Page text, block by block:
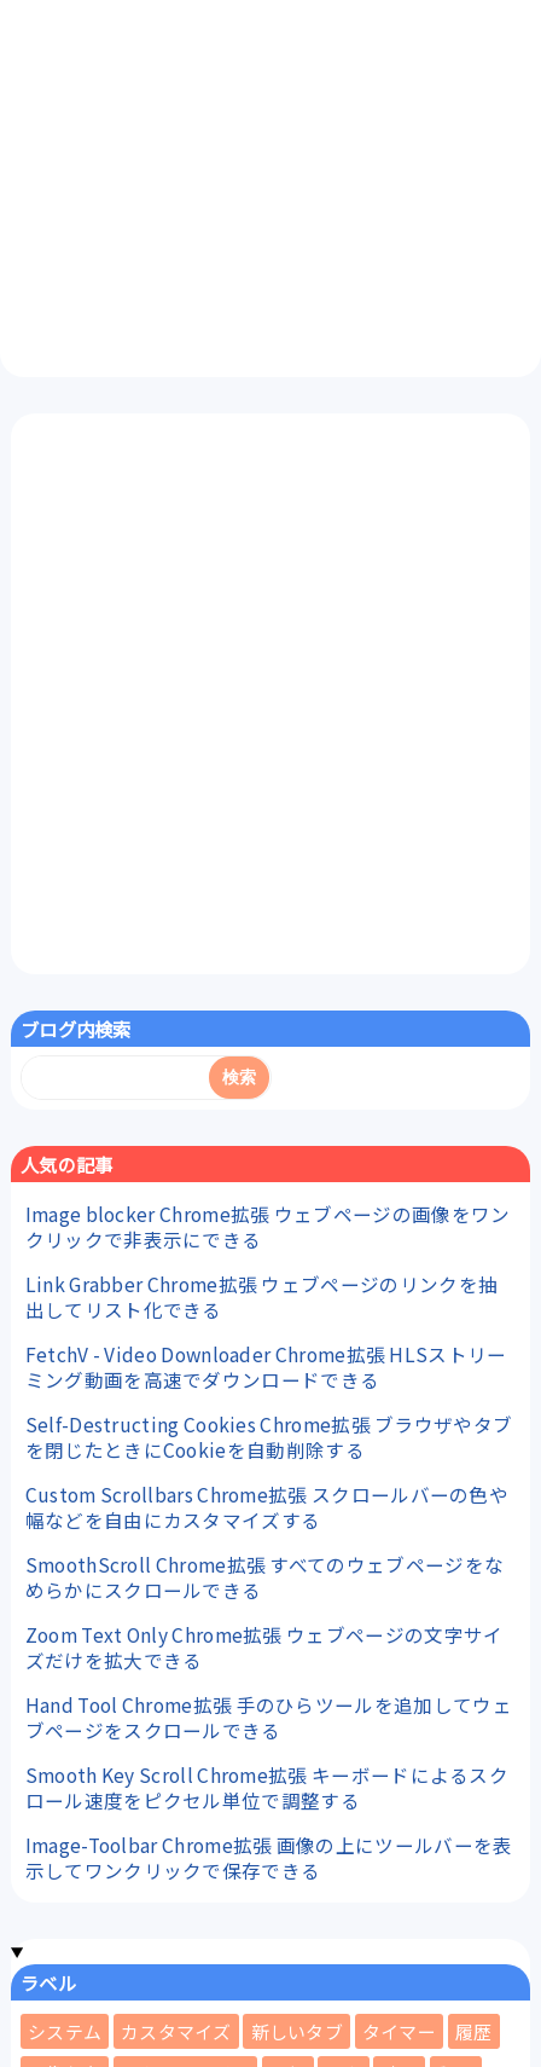
ブログ内検索
人気の記事
Image blocker Chrome拡張 ウェブページの画像をワン
クリックで非表示にできる
Link Grabber Chrome拡張 ウェブページのリンクを抽
出してリスト化できる
FetchV - Video Downloader Chrome拡張 HLSストリー
ミング動画を高速でダウンロードできる
Self-Destructing Cookies Chrome拡張 ブラウザやタブ
を閉じたときにCookieを自動削除する
Custom Scrollbars Chrome拡張 スクロールバーの色や
幅などを自由にカスタマイズする
SmoothScroll Chrome拡張 すべてのウェブページをな
めらかにスクロールできる
Zoom Text Only Chrome拡張 ウェブページの文字サイ
ズだけを拡大できる
Hand Tool Chrome拡張 手のひらツールを追加してウェ
ブページをスクロールできる
Smooth Key Scroll Chrome拡張 キーボードによるスク
ロール速度をピクセル単位で調整する
Image-Toolbar Chrome拡張 画像の上にツールバーを表
示してワンクリックで保存できる
ラベル
システム カスタマイズ 新しいタブ タイマー
履歴